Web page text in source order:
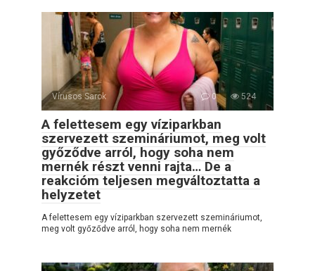
Vírusos Sarok 0 524
A felettesem egy víziparkban
szervezett szemináriumot, meg volt
győződve arról, hogy soha nem
mernék részt venni rajta… De a
reakcióm teljesen megváltoztatta a
helyzetet
A felettesem egy víziparkban szervezett szemináriumot,
meg volt győződve arról, hogy soha nem mernék